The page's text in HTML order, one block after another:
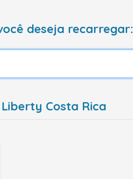
deseja recarregar:
Costa Rica